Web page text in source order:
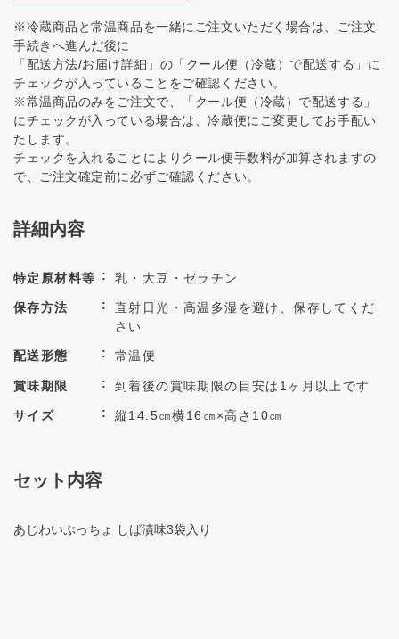
※冷蔵商品と常温商品を一緒にご注文いただく場合は、ご注文
手続きへ進んだ後に
「配送方法/お届け詳細」の「クール便（冷蔵）で配送する」に
チェックが入っていることをご確認ください。
※常温商品のみをご注文で、「クール便（冷蔵）で配送する」
にチェックが入っている場合は、冷蔵便にご変更してお手配い
たします。
チェックを入れることによりクール便手数料が加算されますの
で、ご注文確定前に必ずご確認ください。
詳細内容
特定原材料等 乳・大豆・ゼラチン
保存方法
直射日光・高温多湿を避け、保存してくだ
さい
配送形態 常温便
賞味期限 到着後の賞味期限の目安は1ヶ月以上です
サイズ 縦14.5㎝横16㎝×高さ10㎝
セット内容
あじわいぷっちょ しば漬味3袋入り